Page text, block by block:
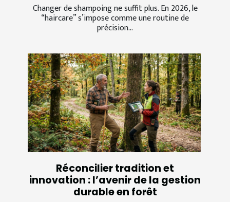
Changer de shampoing ne suffit plus. En 2026, le
“haircare” s’impose comme une routine de
précision...
Réconcilier tradition et
innovation : l’avenir de la gestion
durable en forêt